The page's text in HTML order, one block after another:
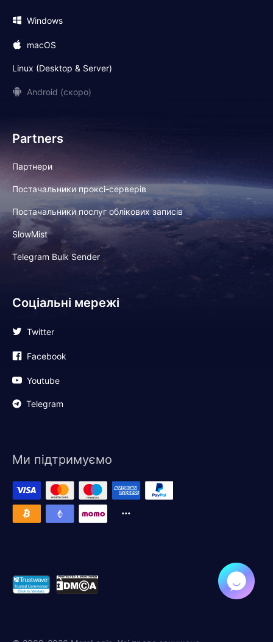
Windows
macOS
Linux (Desktop & Server)
Android (скоро)
Partners
Партнери
Постачальники проксі-серверів
Постачальники послуг облікових записів
SlowMist
Telegram Bulk Sender
Соціальні мережі
Twitter
Facebook
Youtube
Telegram
Ми підтримуємо